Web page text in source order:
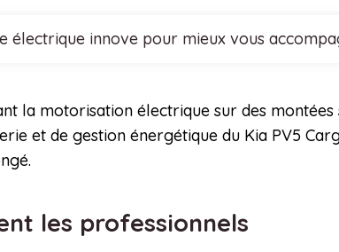
électrique innove pour mieux vous
la motorisation électrique sur des montées
et de gestion énergétique du Kia PV5
les professionnels